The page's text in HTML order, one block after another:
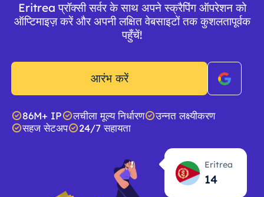
Eritrea प्रॉक्सी सर्वर के साथ अपने स्क्रैपिंग ऑपरेशन को
ऑप्टिमाइज़ करें और अपनी लक्षित वेबसाइटों तक कुशलतापूर्वक
पहुँचें!
आरंभ करें
86M+ IP लचीला मूल्य निर्धारण
उन्नत लक्ष्यीकरण
सहज सेटअप
24/7 सहायता
Eritrea
14